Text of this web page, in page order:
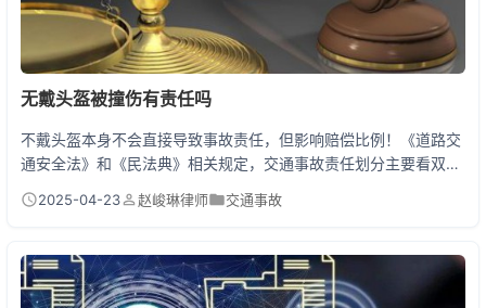
无戴头盔被撞伤有责任吗
不戴头盔本身不会直接导致事故责任，但影响赔偿比例！《道路交
通安全法》和《民法典》相关规定，交通事故责任划分主要看双方
闯红灯、酒驾），受害者仍有权索赔。不过法院认定未戴头盔加重
全责！这些情况能维权 很多人以为不戴头盔被撞就要自己担责，其
实大错特错！去年杭州就有个真实案例：外卖小哥...
2025-04-23 赵峻琳律师 交通事故